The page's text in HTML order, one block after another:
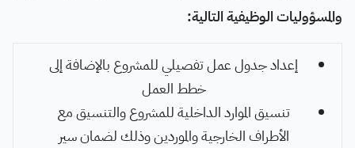
والمسؤوليات الوظيفية التالية:
إعداد جدول عمل تفصيلي للمشروع بالإضافة إلى
خطط العمل
تنسيق الموارد الداخلية للمشروع والتنسيق مع
الأطراف الخارجية والموردين وذلك لضمان سير